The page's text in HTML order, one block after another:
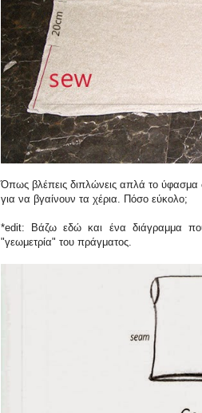
Όπως βλέπεις διπλώνεις απλά το ύφασμα
για να βγαίνουν τα χέρια. Πόσο εύκολο;
*edit: Βάζω εδώ και ένα διάγραμμα
"γεωμετρία" του πράγματος.